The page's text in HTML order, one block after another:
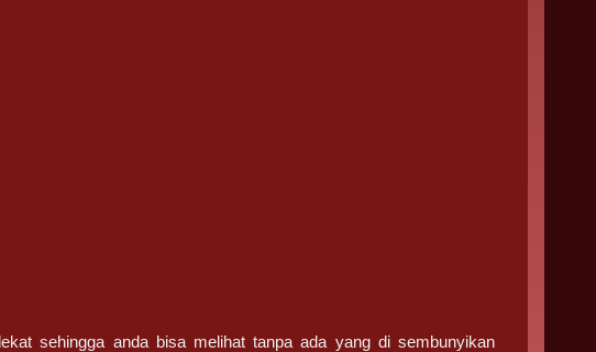
sehingga anda bisa melihat tanpa ada yang di sembunyikan